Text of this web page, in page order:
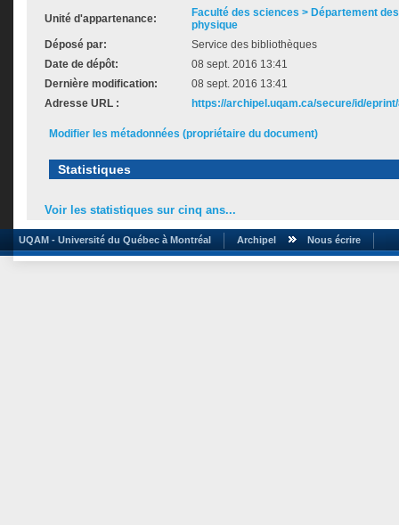
Unité d'appartenance:
Faculté des sciences > Département
physique
Déposé par:
Service des bibliothèques
Date de dépôt:
08 sept. 2016 13:41
Dernière modification:
08 sept. 2016 13:41
Adresse URL :
https://archipel.uqam.ca/secure/id/
Modifier les métadonnées (propriétaire du document)
Statistiques
Voir les statistiques sur cinq ans...
UQAM - Université du Québec à Montréal Archipel Nous écrire